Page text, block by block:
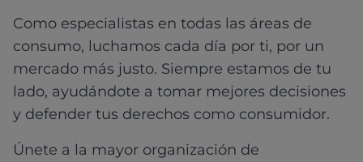
Como especialistas en todas las áreas de
consumo, luchamos cada día por ti, por un
mercado más justo. Siempre estamos de tu
lado, ayudándote a tomar mejores decisiones
y defender tus derechos como consumidor.
Únete a la mayor organización de